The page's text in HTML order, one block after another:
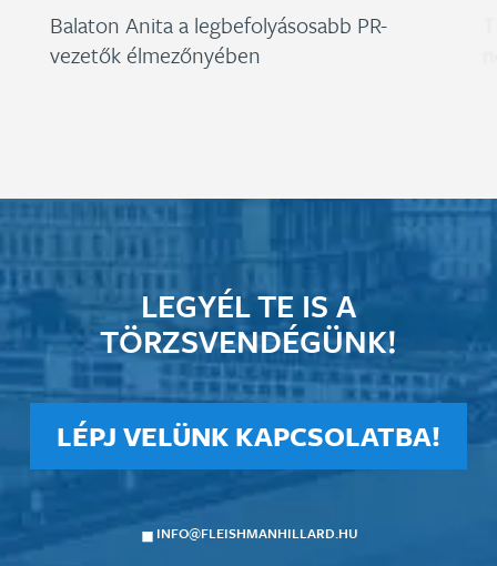
Balaton Anita a legbefolyásosabb PR-
vezetők élmezőnyében
LEGYÉL TE IS A
TÖRZSVENDÉGÜNK!
LÉPJ VELÜNK KAPCSOLATBA!
INFO@FLEISHMANHILLARD.HU